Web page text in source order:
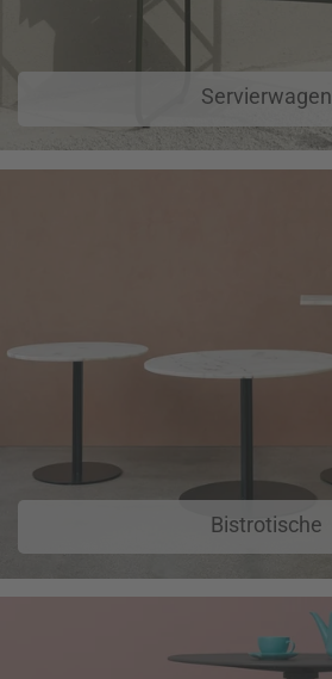
Servierwagen
Bistrotische